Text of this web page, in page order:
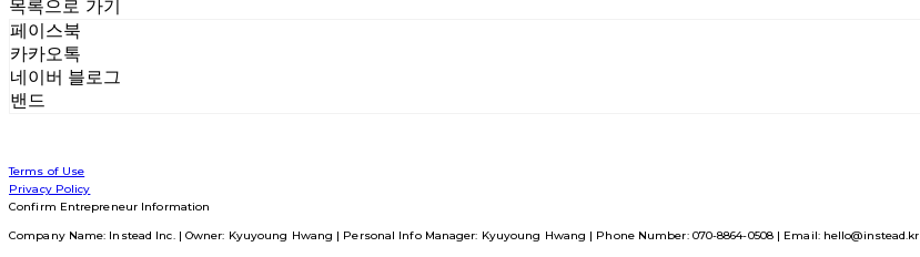
목록으로 가기
페이스북
카카오톡
네이버 블로그
밴드
Terms of Use
Privacy Policy
Confirm Entrepreneur Information
Company Name: Instead Inc. | Owner: Kyuyoung Hwang | Personal Info Manager: Kyuyoung Hwang | Phone Number: 070-8864-0508 | Email: hello@instead.kr